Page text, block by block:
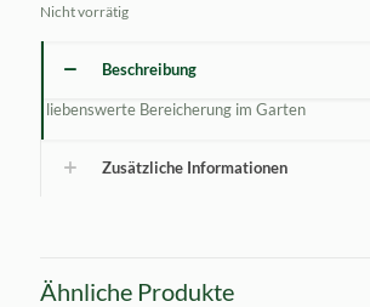
Nicht vorrätig
Beschreibung
liebenswerte Bereicherung im Garten
Zusätzliche Informationen
Ähnliche Produkte